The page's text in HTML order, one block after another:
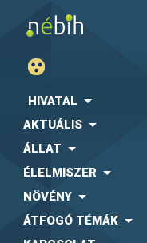
HIVATAL
AKTUÁLIS
ÁLLAT
ÉLELMISZER
NÖVÉNY
ÁTFOGÓ TÉMÁK